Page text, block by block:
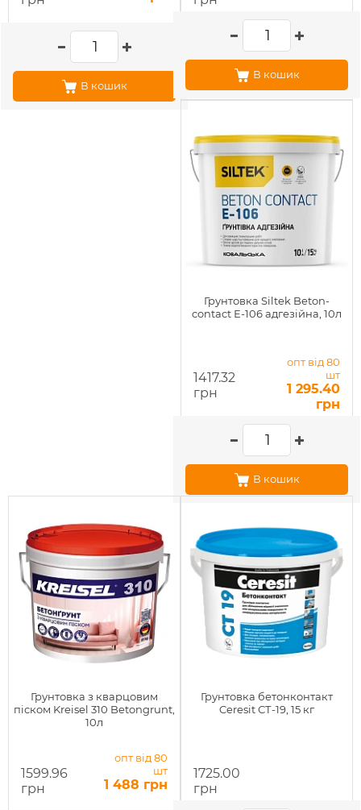
В кошик
В кошик
Грунтовка Siltek Beton-
contact Е-106 адгезійна, 10л
1417.32
грн
опт від 80
шт
1 295.40
грн
В кошик
Грунтовка з кварцовим
піском Kreisel 310 Betongrunt,
10л
1599.96
грн
опт від 80
шт
1 488 грн
Грунтовка бетонконтакт
Ceresit СТ-19, 15 кг
1725.00
грн